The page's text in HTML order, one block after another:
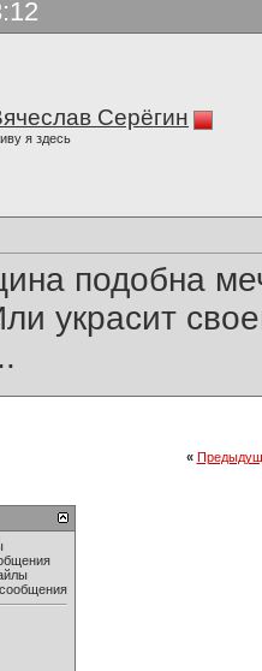
Серёгин
я здесь
подобна
украсит
«